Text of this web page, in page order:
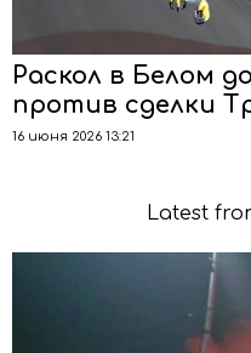
Раскол в Белом
против сделки
16 июня 2026 13:21
Latest